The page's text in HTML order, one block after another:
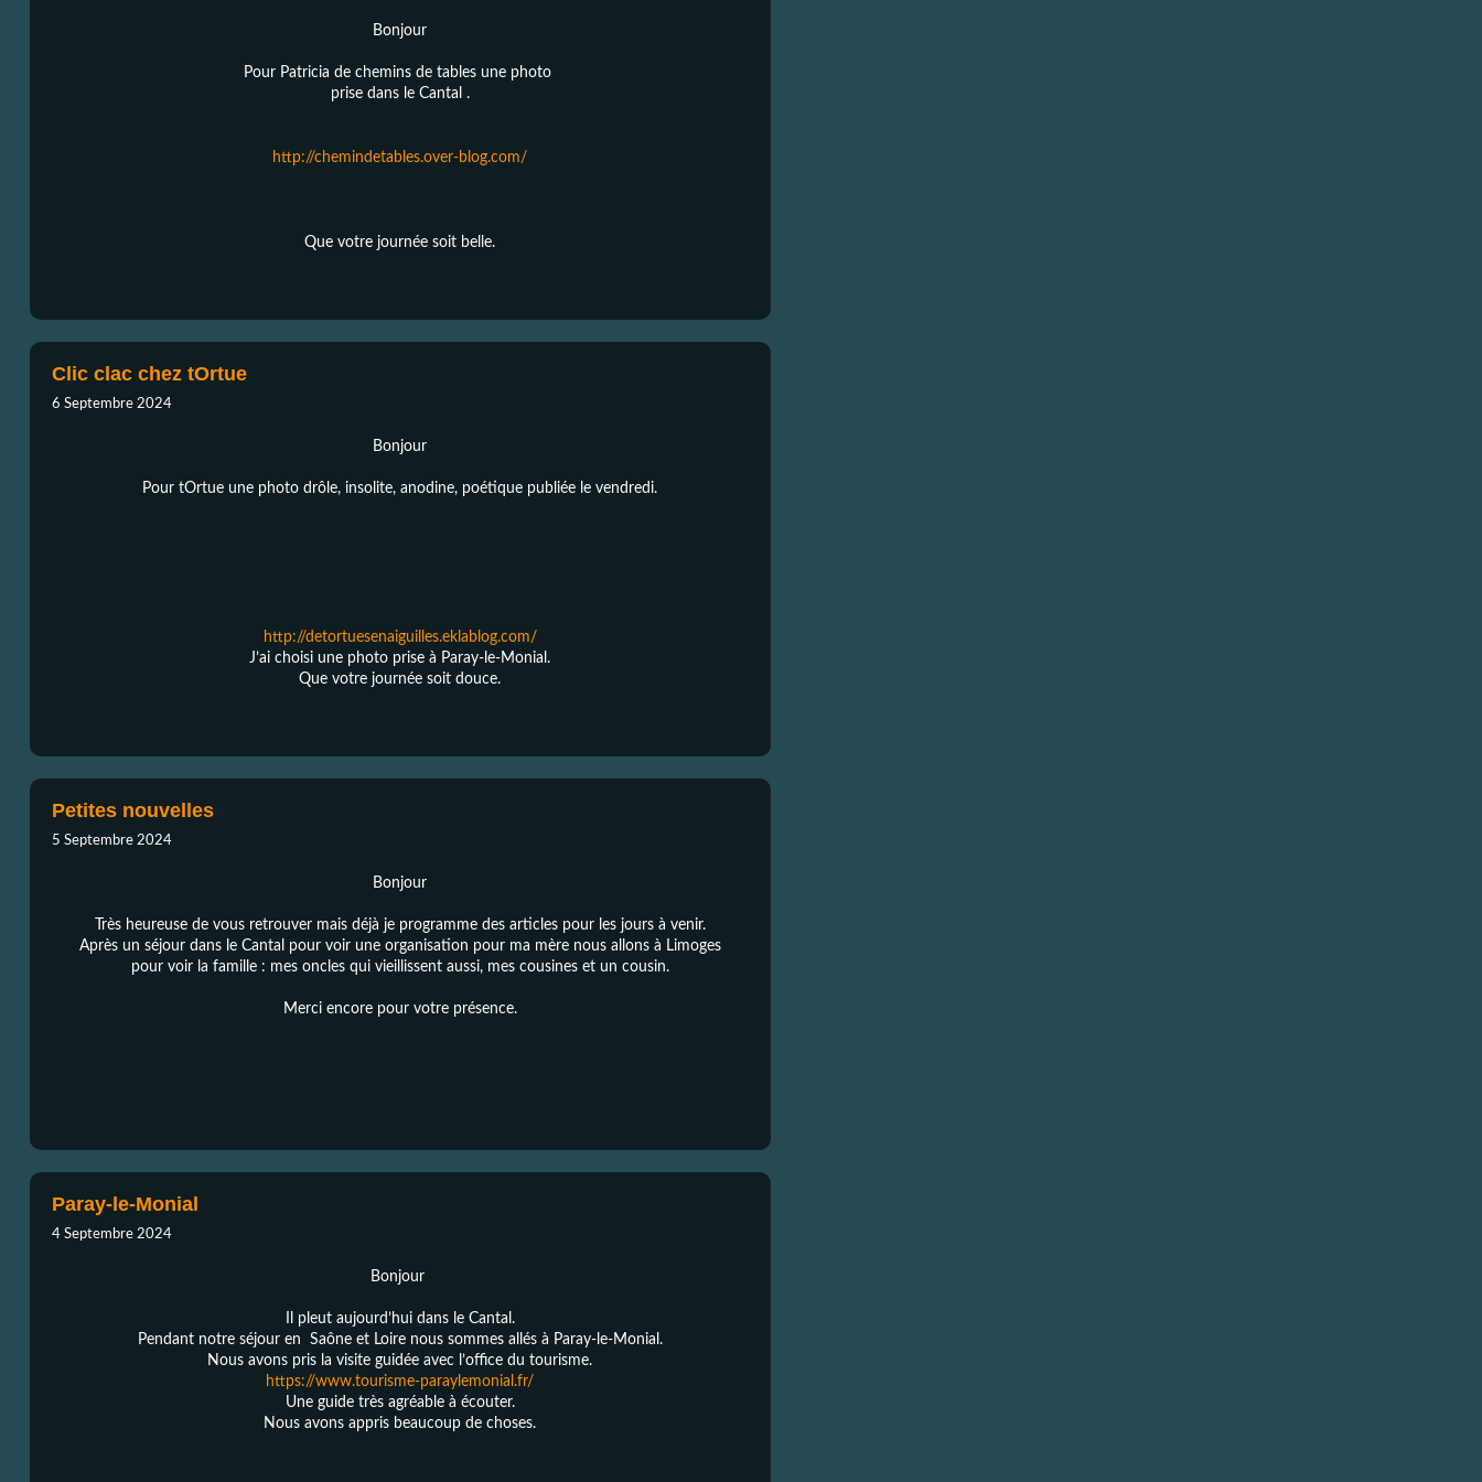
Bonjour
Pour Patricia de chemins de tables une photo
prise dans le Cantal .
http://chemindetables.over-blog.com/
Que votre journée soit belle.
Clic clac chez tOrtue
6 Septembre 2024
Bonjour
Pour tOrtue une photo drôle, insolite, anodine, poétique publiée le vendredi.
http://detortuesenaiguilles.eklablog.com/
J’ai choisi une photo prise à Paray-le-Monial.
Que votre journée soit douce.
Petites nouvelles
5 Septembre 2024
Bonjour
Très heureuse de vous retrouver mais déjà je programme des articles pour les jours à venir.
Après un séjour dans le Cantal pour voir une organisation pour ma mère nous allons à Limoges
pour voir la famille : mes oncles qui vieillissent aussi, mes cousines et un cousin.
Merci encore pour votre présence.
Paray-le-Monial
4 Septembre 2024
Bonjour
Il pleut aujourd’hui dans le Cantal.
Pendant notre séjour en Saône et Loire nous sommes allés à Paray-le-Monial.
Nous avons pris la visite guidée avec l’office du tourisme.
https://www.tourisme-paraylemonial.fr/
Une guide très agréable à écouter.
Nous avons appris beaucoup de choses.